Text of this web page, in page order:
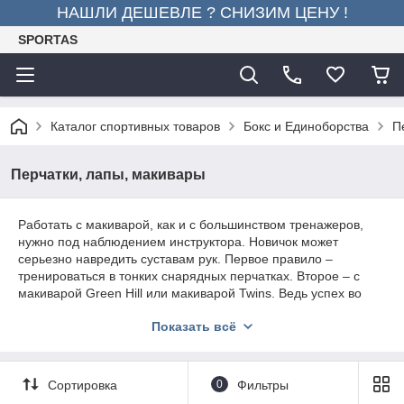
НАШЛИ ДЕШЕВЛЕ ? СНИЗИМ ЦЕНУ !
SPORTAS
Каталог спортивных товаров Бокс и Единоборства
Перчатки, лапы, макивары
Работать с макиварой, как и с большинством тренажеров,
нужно под наблюдением инструктора. Новичок может
серьезно навредить суставам рук. Первое правило –
тренироваться в тонких снарядных перчатках. Второе – с
макиварой Green Hill или макиварой Twins. Ведь успех во
быть упругим и мягким, чтобы не спровоцировать травмы.
Наставники бойцов охотно приобретают боксерские лапы
Twins, Ataka, Green Hill. Кожаные лапы служат долго,
Показать всё
Сортировка 0 Фильтры